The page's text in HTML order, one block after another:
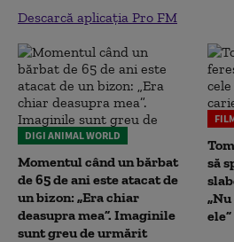
Descarcă aplicația Pro FM
DIGI ANIMAL WORLD
Momentul când un bărbat
de 65 de ani este atacat de
un bizon: „Era chiar
deasupra mea”. Imaginile
sunt greu de urmărit
să
ele”